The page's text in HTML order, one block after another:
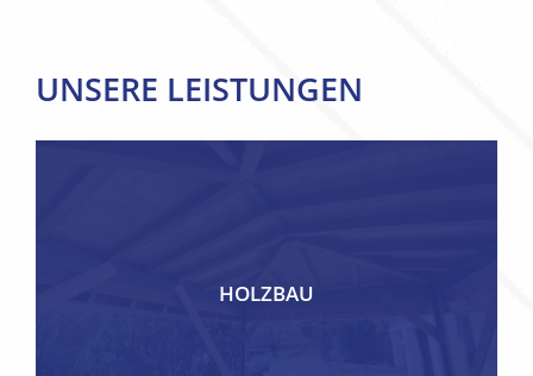
UNSERE LEISTUNGEN
HOLZBAU